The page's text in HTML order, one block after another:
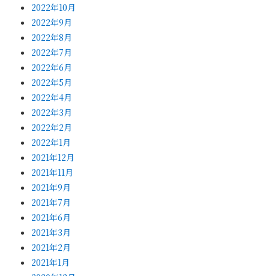
2022年10月
2022年9月
2022年8月
2022年7月
2022年6月
2022年5月
2022年4月
2022年3月
2022年2月
2022年1月
2021年12月
2021年11月
2021年9月
2021年7月
2021年6月
2021年3月
2021年2月
2021年1月